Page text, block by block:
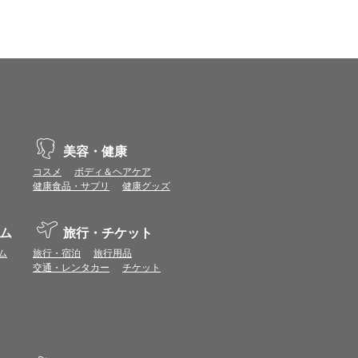
トは付きません。
ならない場合があります。
から再度ショップへアクセスしてください。
。
る場合があります。各ショップからご注文後
起動して、その後ブラウザのショップサイ
ジ）を経由することなく、トップページ等か
プに表示されます。
美容・健康
コスメ
ボディ＆ヘアケア
健康食品・サプリ
健康グッズ
旅行・チケット
旅行・宿泊
旅行用品
交通・レンタカー
チケット